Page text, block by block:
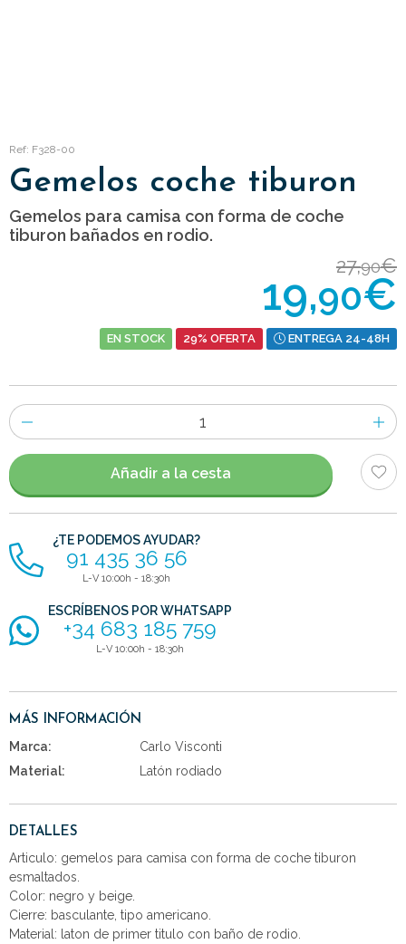
Ref: F328-00
Gemelos coche tiburon
Gemelos para camisa con forma de coche
tiburon bañados en rodio.
27,90€
19,90€
EN STOCK 29% OFERTA ENTREGA 24-48H
Número
de
artículos
Añadir a la cesta
¿TE PODEMOS AYUDAR?
91 435 36 56
L-V 10:00h - 18:30h
ESCRÍBENOS POR WHATSAPP
+34 683 185 759
L-V 10:00h - 18:30h
MÁS INFORMACIÓN
Marca:
Carlo Visconti
Material:
Latón rodiado
DETALLES
Articulo: gemelos para camisa con forma de coche tiburon
esmaltados.
Color: negro y beige.
Cierre: basculante, tipo americano.
Material: laton de primer titulo con baño de rodio.